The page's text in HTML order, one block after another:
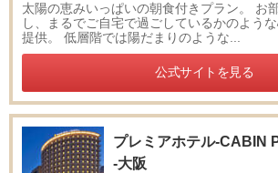
太陽の恵みいっぱいの朝食付きプラン。 お
し、まるでご自宅で過ごしているかのよう
提供。 低層階では陽だまりのような...
公式サイトを見る
プレミアホテル-CABIN
-大阪